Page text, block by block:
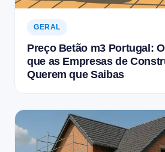
GERAL
Preço Betão m3 Portugal:
que as Empresas de
Querem que Saibas